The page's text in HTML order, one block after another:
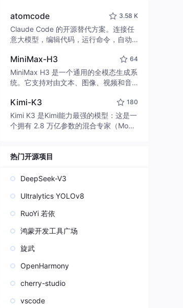
atomcode 3.58 K
Claude Code 的开源替代方案。连接任
意大模型，编辑代码，运行命令，自动
致性能。 ｜ An open-source alternativ
e to Claude Code. Connect any LLM,
edit code, run commands, and verify
MiniMax-H3 64
MiniMax H3 是一个通用的全模态生成系
统。它支持对由文本、图像、视频和音
并能生成分辨率高达 2K、时长可达 15
秒的带原生立体声音频的视频。得益于
面向任务泛化的系统设计，H3 在预训练
模态指令。
Kimi-K3 180
Kimi K3 是Kimi能力最强的模型：这是一
个拥有 2.8 万亿参数的混合专家（Mo
热门开源项目
DeepSeek-V3
Ultralytics YOLOv8
RuoYi 若依
鸿蒙开发工具广场
旋武
OpenHarmony
cherry-studio
vscode